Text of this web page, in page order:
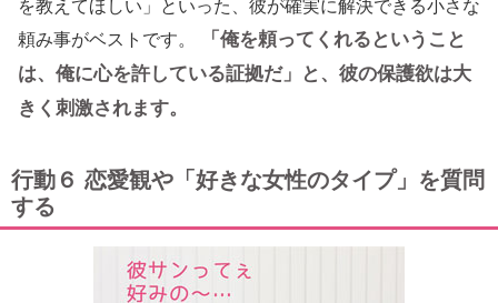
を教えてほしい」といった、彼が確実に解決できる小さな
頼み事がベストです。
「俺を頼ってくれるということ
は、俺に心を許している証拠だ」と、彼の保護欲は大
きく刺激されます。
行動６ 恋愛観や「好きな女性のタイプ」を質問
する